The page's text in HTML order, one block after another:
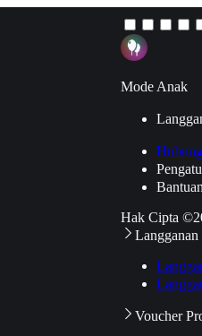
Mode Anak
Hak Cipta
Langganan
Voucher